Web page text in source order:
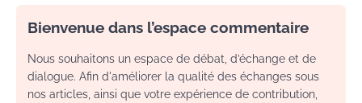
Bienvenue dans l’espace commentaire
Nous souhaitons un espace de débat, d’échange et de
dialogue. Afin d'améliorer la qualité des échanges sous
nos articles, ainsi que votre expérience de contribution,